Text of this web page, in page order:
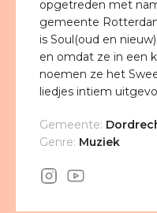
opgetreden met
gemeente
is Soul(oud en
en omdat ze in een
noemen ze het
liedjes intiem
Gemeente:
Genre: Muziek